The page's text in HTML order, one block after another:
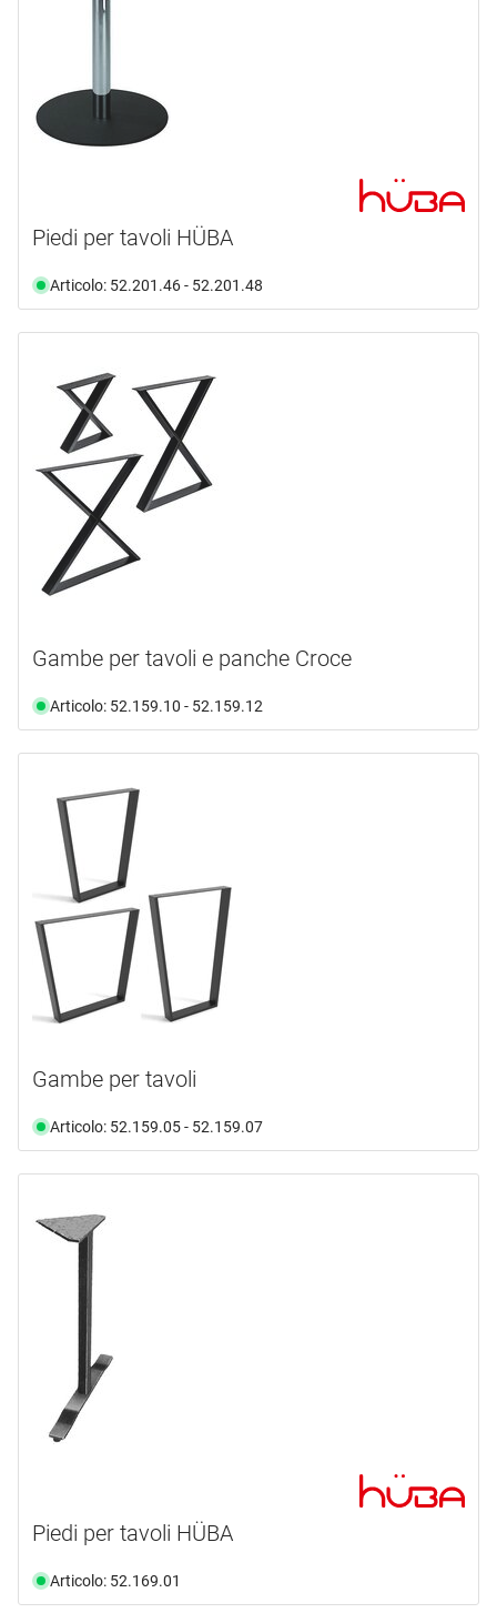
Piedi per tavoli HÜBA
Articolo: 52.201.46 - 52.201.48
Gambe per tavoli e panche Croce
Articolo: 52.159.10 - 52.159.12
Gambe per tavoli
Articolo: 52.159.05 - 52.159.07
Piedi per tavoli HÜBA
Articolo: 52.169.01